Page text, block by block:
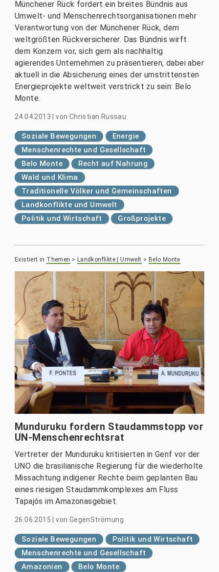
Münchener Rück fordert ein breites Bündnis aus
Umwelt- und Menschenrechtsorganisationen mehr
Verantwortung von der Münchener Rück, dem
weltgrößten Rückversicherer. Das Bündnis wirft
dem Konzern vor, sich gern als nachhaltig
agierendes Unternehmen zu präsentieren, dabei aber
aktuell in die Absicherung eines der umstrittensten
Energieprojekte weltweit verstrickt zu sein: Belo
Monte.
24.04.2013 |von Christian Russau
Soziale Bewegungen
Energie
Menschenrechte und Gesellschaft
Belo Monte
Recht auf Nahrung
Wald und Klima
Traditionelle Völker und Gemeinschaften
Landkonflikte und Umwelt
Politik und Wirtschaft
Großprojekte
Existiert in Themen > Landkonflikte | Umwelt > Belo Monte
Munduruku fordern Staudammstopp vor
UN-Menschenrechtsrat
Vertreter der Munduruku kritisierten in Genf vor der
UNO die brasilianische Regierung für die wiederholte
Missachtung indigener Rechte beim geplanten Bau
eines riesigen Staudammkomplexes am Fluss
Tapajós im Amazonasgebiet.
26.06.2015 |von GegenStrömung
Soziale Bewegungen
Politik und Wirtschaft
Menschenrechte und Gesellschaft
Amazonien
Belo Monte